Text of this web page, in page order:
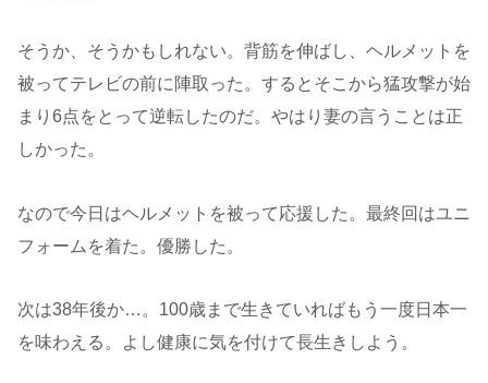
そうか、そうかもしれない。背筋を伸ばし、ヘルメットを
被ってテレビの前に陣取った。するとそこから猛攻撃が始
まり6点をとって逆転したのだ。やはり妻の言うことは正
しかった。
なので今日はヘルメットを被って応援した。最終回はユニ
フォームを着た。優勝した。
次は38年後か…。100歳まで生きていればもう一度日本一
を味わえる。よし健康に気を付けて長生きしよう。